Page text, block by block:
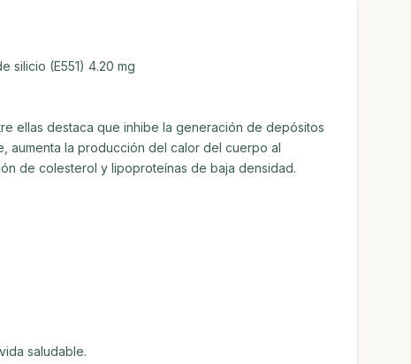
silicio (E551) 4.20 mg
ellas destaca que inhibe la generación de depósitos
aumenta la producción del calor del cuerpo al
de colesterol y lipoproteínas de baja densidad.
saludable.